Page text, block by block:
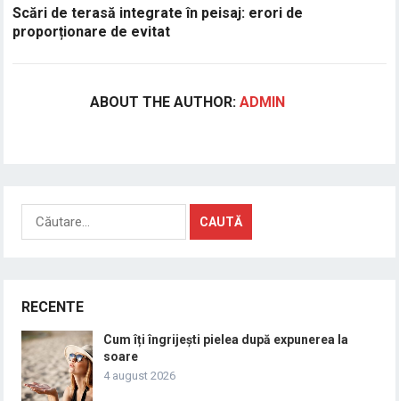
Scări de terasă integrate în peisaj: erori de
proporționare de evitat
ABOUT THE AUTHOR:ADMIN
Caută
după:
RECENTE
Cum îți îngrijești pielea după expunerea la
soare
4 august 2026